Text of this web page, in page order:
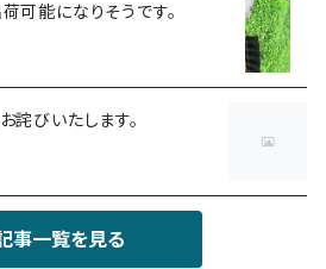
可能になりそうです。
詫びいたします。
事一覧を見る